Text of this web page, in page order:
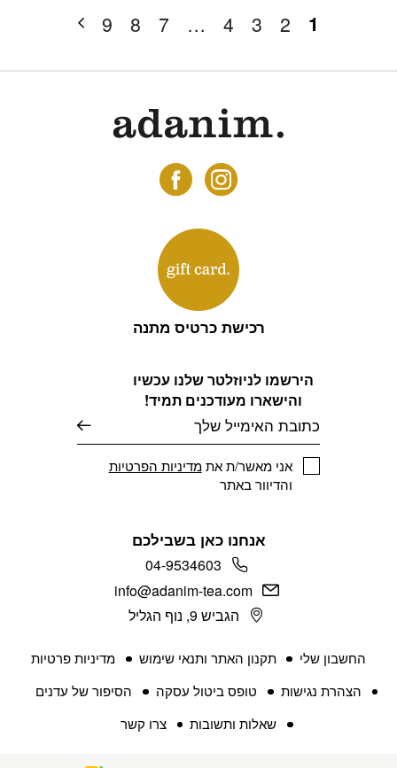
1
2
3
4
…
7
8
9
הירשמו לניוזלטר שלנו עכשיו
והישארו מעודכנים תמיד!
אני מאשר/ת אתמדיניות הפרטיות
והדיוור באתר
החשבון שלי תקנון האתר ותנאי שימוש
מדיניות פרטיות
הצהרת נגישות
טופס ביטול עסקה
הסיפור של עדנים
שאלות ותשובות
צרו קשר
אנחנו כאן בשבילכם
04-9534603
info@adanim-tea.com
הגביש 9, נוף הגליל
רכישת כרטיס מתנה